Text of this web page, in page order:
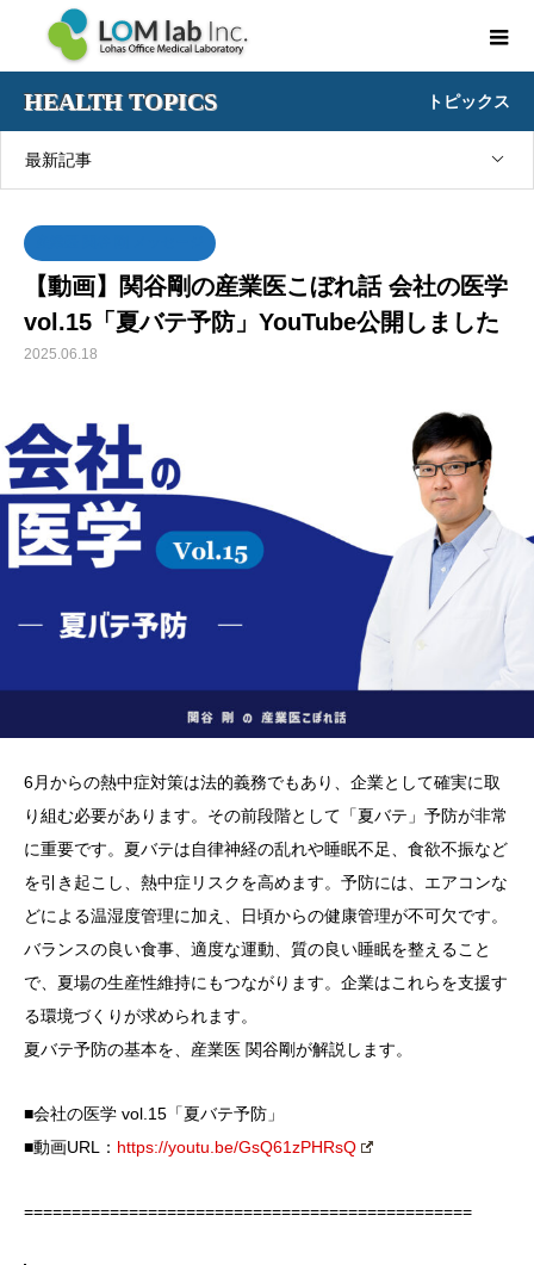
HEALTH TOPICS トピックス
最新記事
【動画】関谷剛の産業医こぼれ話 会社の医学
vol.15「夏バテ予防」YouTube公開しました
2025.06.18
6月からの熱中症対策は法的義務でもあり、企業として確実に取
り組む必要があります。その前段階として「夏バテ」予防が非常
に重要です。夏バテは自律神経の乱れや睡眠不足、食欲不振など
を引き起こし、熱中症リスクを高めます。予防には、エアコンな
どによる温湿度管理に加え、日頃からの健康管理が不可欠です。
バランスの良い食事、適度な運動、質の良い睡眠を整えること
で、夏場の生産性維持にもつながります。企業はこれらを支援す
る環境づくりが求められます。
夏バテ予防の基本を、産業医 関谷剛が解説します。
■会社の医学 vol.15「夏バテ予防」
■動画URL： https://youtu.be/GsQ61zPHRsQ
===============================================